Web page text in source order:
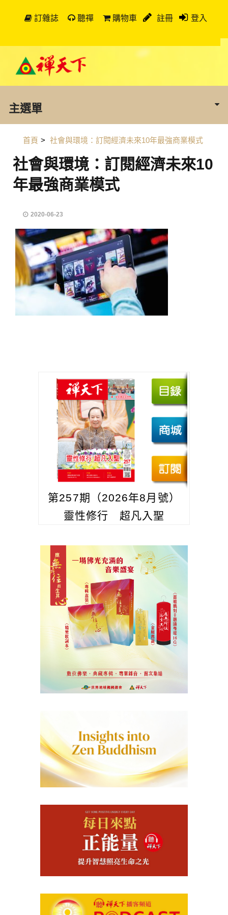
訂雜誌 聽禪 購物車 註冊 登入
主選單
首頁 > 社會與環境：訂閱經濟未來10年最強商業模式
社會與環境：訂閱經濟未來10
年最強商業模式
2020-06-23
第257期（2026年8月號）
靈性修行 超凡入聖